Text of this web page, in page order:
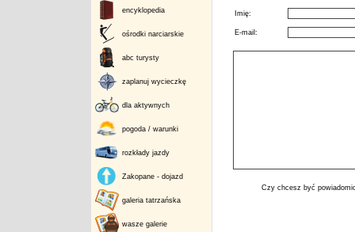
encyklopedia
ośrodki narciarskie
abc turysty
zaplanuj wycieczkę
dla aktywnych
pogoda / warunki
rozkłady jazdy
Zakopane - dojazd
galeria tatrzańska
wasze galerie
Imię:
E-mail:
Czy chcesz być